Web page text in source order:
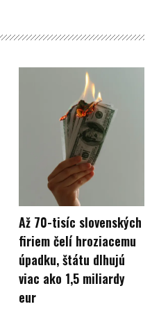
Až 70-tisíc slovenských
firiem čelí hroziacemu
úpadku, štátu dlhujú
viac ako 1,5 miliardy
eur